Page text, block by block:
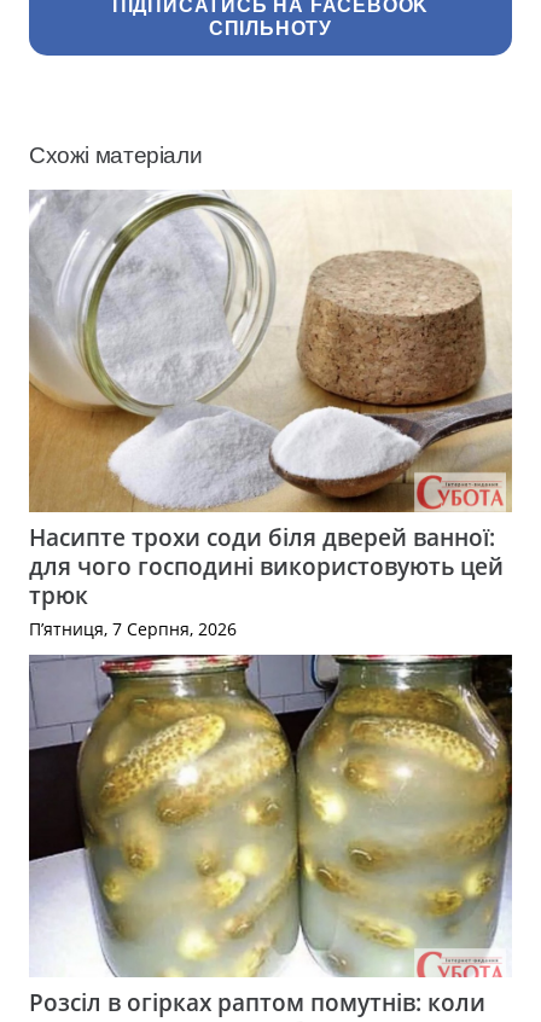
ПІДПИСАТИСЬ НА FACEBOOK
СПІЛЬНОТУ
Схожі матеріали
Насипте трохи соди біля дверей ванної:
для чого господині використовують цей
трюк
П’ятниця, 7 Серпня, 2026
Розсіл в огірках раптом помутнів: коли